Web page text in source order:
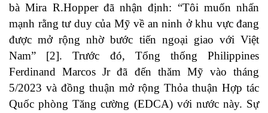
bà Mira R.Hopper đã nhận định: “Tôi muốn nhấn
mạnh rằng tư duy của Mỹ về an ninh ở khu vực đang
được mở rộng nhờ bước tiến ngoại giao với Việt
Nam” [2]. Trước đó, Tổng thống Philippines
Ferdinand Marcos Jr đã đến thăm Mỹ vào tháng
5/2023 và đồng thuận mở rộng Thỏa thuận Hợp tác
Quốc phòng Tăng cường (EDCA) với nước này. Sự